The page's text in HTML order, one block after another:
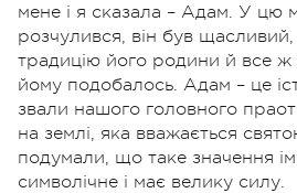
мене і я сказала – Адам. У цю
розчулився, він був
традицію його родини й все ж
йому подобалось. Адам – це
звали нашого головного
на землі, яка вважається
подумали, що таке значення
символічне і має велику силу.